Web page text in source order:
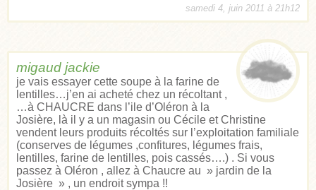
samedi 4, juin 2011 à 21h12
migaud jackie
je vais essayer cette soupe à la farine de
lentilles…j’en ai acheté chez un récoltant ,
…à CHAUCRE dans l’ile d’Oléron à la
Josière, là il y a un magasin ou Cécile et Christine
vendent leurs produits récoltés sur l’exploitation familiale
(conserves de légumes ,confitures, légumes frais,
lentilles, farine de lentilles, pois cassés….) . Si vous
passez à Oléron , allez à Chaucre au » jardin de la
Josière » , un endroit sympa !!